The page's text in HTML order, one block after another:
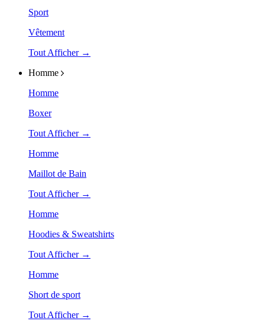
Sport
Vêtement
Tout Afficher →
Homme
Homme
Boxer
Tout Afficher →
Homme
Maillot de Bain
Tout Afficher →
Homme
Hoodies & Sweatshirts
Tout Afficher →
Homme
Short de sport
Tout Afficher →